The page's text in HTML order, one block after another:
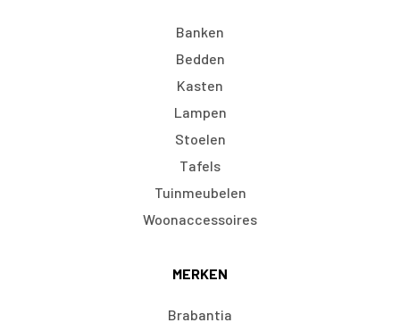
Banken
Bedden
Kasten
Lampen
Stoelen
Tafels
Tuinmeubelen
Woonaccessoires
MERKEN
Brabantia